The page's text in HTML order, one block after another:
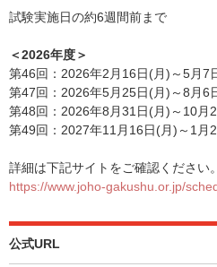
試験実施日の約6週間前まで
＜2026年度＞
第46回：2026年2月16日(月)～5月7
第47回：2026年5月25日(月)～8月6
第48回：2026年8月31日(月)～10月
第49回：2027年11月16日(月)～1月
詳細は下記サイトをご確認ください。
https://www.joho-gakushu.or.jp/
公式URL